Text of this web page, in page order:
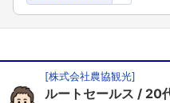
[株式会社農協観光]
ルートセールス 20